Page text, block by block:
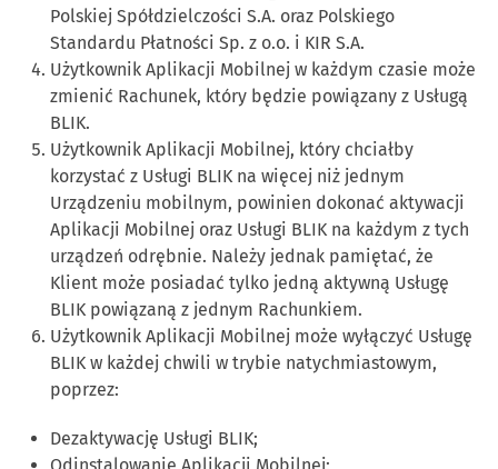
Polskiej Spółdzielczości S.A. oraz Polskiego
Standardu Płatności Sp. z o.o. i KIR S.A.
Użytkownik Aplikacji Mobilnej w każdym czasie może
zmienić Rachunek, który będzie powiązany z Usługą
BLIK.
Użytkownik Aplikacji Mobilnej, który chciałby
korzystać z Usługi BLIK na więcej niż jednym
Urządzeniu mobilnym, powinien dokonać aktywacji
Aplikacji Mobilnej oraz Usługi BLIK na każdym z tych
urządzeń odrębnie. Należy jednak pamiętać, że
Klient może posiadać tylko jedną aktywną Usługę
BLIK powiązaną z jednym Rachunkiem.
Użytkownik Aplikacji Mobilnej może wyłączyć Usługę
BLIK w każdej chwili w trybie natychmiastowym,
poprzez:
Dezaktywację Usługi BLIK;